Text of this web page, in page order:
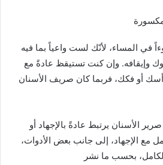
في المساء، لأنّك لست واعياً بما فيه
وإيقافه. وإن كنت تستيقظ عادةً مع
أو فكك، فربما كان صريف الأسنان
الأسنان يرتبط عادةً بالإجهاد أو
مع الإجهاد، إلى جانب بعض الأدوات،
بحسب ما نشر